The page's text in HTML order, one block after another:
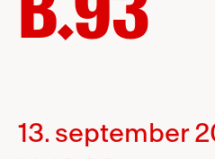
13. september